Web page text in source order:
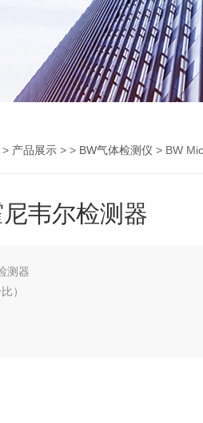
> 产品展示 > > BW气体检测仪 > BW
韦尔检测器
测器
）